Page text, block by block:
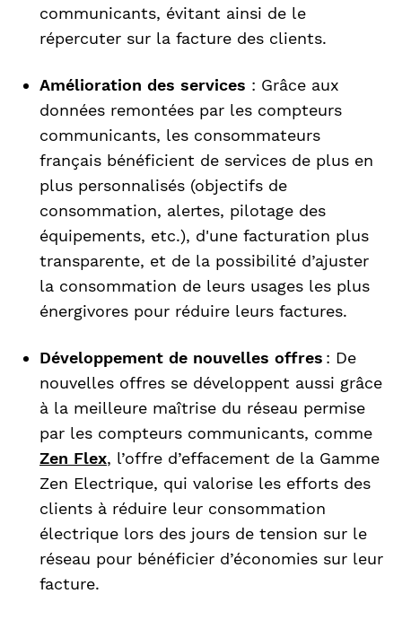
communicants, évitant ainsi de le
répercuter sur la facture des clients.
Amélioration des services : Grâce aux
données remontées par les compteurs
communicants, les consommateurs
français bénéficient de services de plus en
plus personnalisés (objectifs de
consommation, alertes, pilotage des
équipements, etc.), d'une facturation plus
transparente, et de la possibilité d’ajuster
la consommation de leurs usages les plus
énergivores pour réduire leurs factures.
Développement de nouvelles offres : De
nouvelles offres se développent aussi grâce
à la meilleure maîtrise du réseau permise
par les compteurs communicants, comme
Zen Flex, l’offre d’effacement de la Gamme
Zen Electrique, qui valorise les efforts des
clients à réduire leur consommation
électrique lors des jours de tension sur le
réseau pour bénéficier d’économies sur leur
facture.